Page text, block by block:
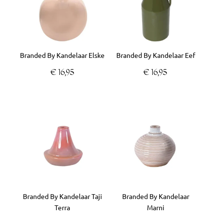
Branded By Kandelaar Elske
€ 16,95
variaties.
optie
gekozen
worden
Branded By Kandelaar Eef
€ 16,95
variaties.
Deze
optie
gekozen
worden
Branded By Kandelaar Taji
Terra
Branded By Kandelaar
Marni
heeft
meerdere
variaties.
Deze
gekozen
worden